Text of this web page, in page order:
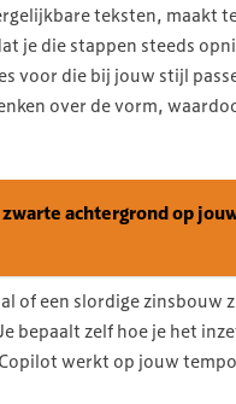
teksten, maakt
je die stappen steeds
voor die bij jouw stijl
over de vorm,
achtergrond op
of een slordige zinsbouw
bepaalt zelf hoe je het
werkt op jouw